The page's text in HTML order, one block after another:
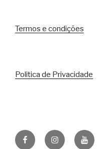
Termos e condições
Politica de Privacidade
FacebookInstagramYoutube